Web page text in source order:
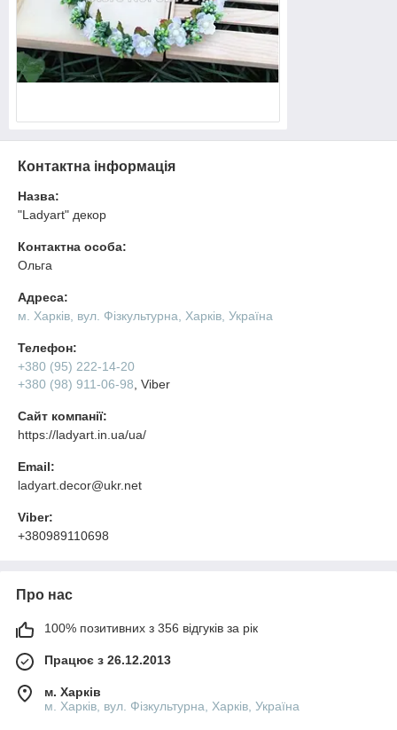
Контактна інформація
Назва:
"Ladyart" декор
Контактна особа:
Ольга
Адреса:
м. Харків, вул. Фізкультурна, Харків, Україна
Телефон:
+380 (95) 222-14-20
+380 (98) 911-06-98 , Viber
Сайт компанії:
https://ladyart.in.ua/ua/
Email:
ladyart.decor@ukr.net
Viber:
+380989110698
Про нас
100% позитивних з 356 відгуків за рік
Працює з 26.12.2013
м. Харків
м. Харків, вул. Фізкультурна, Харків, Україна